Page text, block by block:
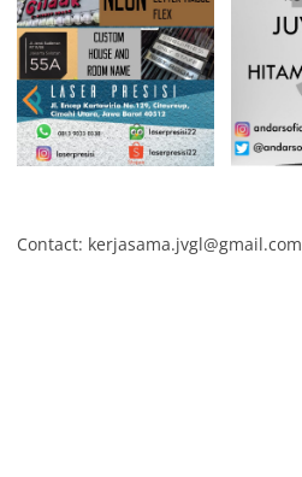
Contact: kerjasama.jvgl@gmail.com